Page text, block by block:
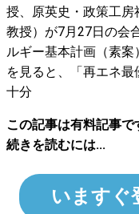
授、原英史・政策工
教授）が7月27日の会
ルギー基本計画（素
を見ると、「再エネ
十分
この記事は有料記事で
続きを読むには...
いますぐ